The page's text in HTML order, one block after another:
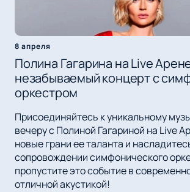
8 апреля
Полина Гагарина на Live
незабываемый концерт с
оркестром
Присоединяйтесь к уникальному
вечеру с Полиной Гагариной на Live
новые грани ее таланта и
сопровождении симфонического
пропустите это событие в
отличной акустикой!